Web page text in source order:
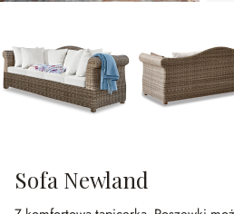
Sofa Newland